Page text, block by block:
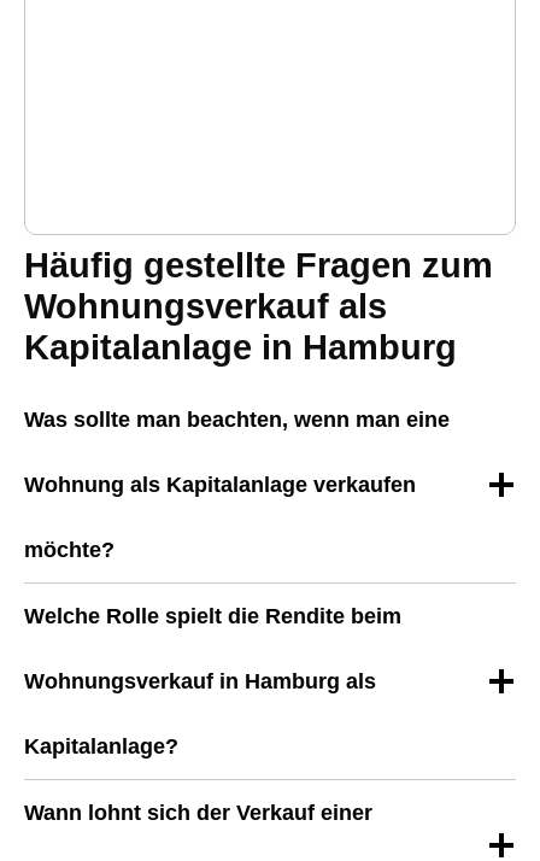
Häufig gestellte Fragen zum
Wohnungsverkauf als
Kapitalanlage in Hamburg
Was sollte man beachten, wenn man eine
Wohnung als Kapitalanlage verkaufen
möchte?
Welche Rolle spielt die Rendite beim
Wohnungsverkauf in Hamburg als
Kapitalanlage?
Wann lohnt sich der Verkauf einer